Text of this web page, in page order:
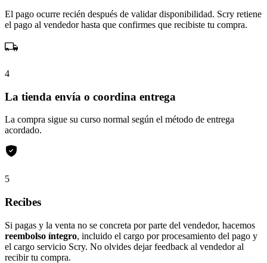
El pago ocurre recién después de validar disponibilidad. Scry retiene
el pago al vendedor hasta que confirmes que recibiste tu compra.
4
La tienda envía o coordina entrega
La compra sigue su curso normal según el método de entrega
acordado.
5
Recibes
Si pagas y la venta no se concreta por parte del vendedor, hacemos
reembolso íntegro, incluido el cargo por procesamiento del pago y
el cargo servicio Scry. No olvides dejar feedback al vendedor al
recibir tu compra.